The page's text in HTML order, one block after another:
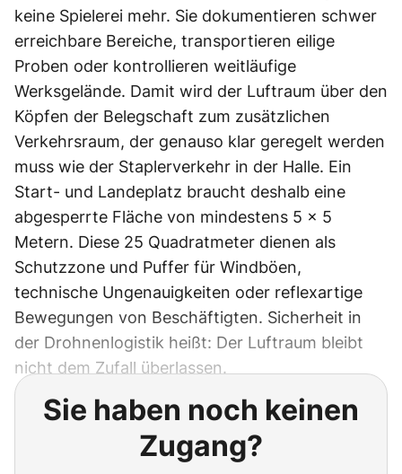
keine Spielerei mehr. Sie dokumentieren schwer
erreichbare Bereiche, transportieren eilige
Proben oder kontrollieren weitläufige
Werksgelände. Damit wird der Luftraum über den
Köpfen der Belegschaft zum zusätzlichen
Verkehrsraum, der genauso klar geregelt werden
muss wie der Staplerverkehr in der Halle. Ein
Start- und Landeplatz braucht deshalb eine
abgesperrte Fläche von mindestens 5 × 5
Metern. Diese 25 Quadratmeter dienen als
Schutzzone und Puffer für Windböen,
technische Ungenauigkeiten oder reflexartige
Bewegungen von Beschäftigten. Sicherheit in
der Drohnenlogistik heißt: Der Luftraum bleibt
nicht dem Zufall überlassen.
Sie haben noch keinen
Zugang?